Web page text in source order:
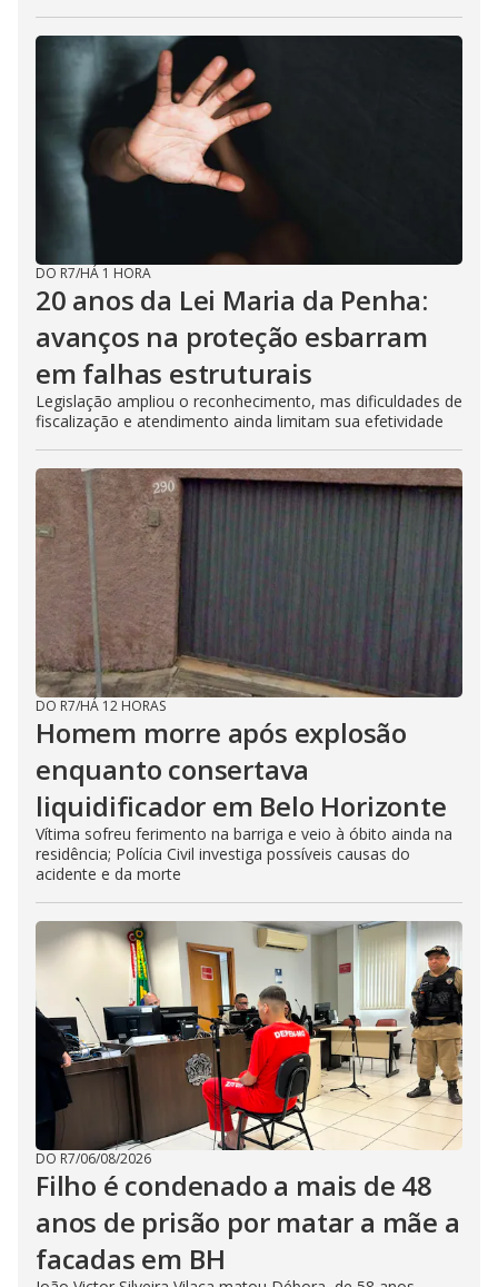
DO R7/HÁ 1 HORA
20 anos da Lei Maria da Penha:
avanços na proteção esbarram
em falhas estruturais
Legislação ampliou o reconhecimento, mas dificuldades de
fiscalização e atendimento ainda limitam sua efetividade
DO R7/HÁ 12 HORAS
Homem morre após explosão
enquanto consertava
liquidificador em Belo Horizonte
Vítima sofreu ferimento na barriga e veio à óbito ainda na
residência; Polícia Civil investiga possíveis causas do
acidente e da morte
DO R7/06/08/2026
Filho é condenado a mais de 48
anos de prisão por matar a mãe a
facadas em BH